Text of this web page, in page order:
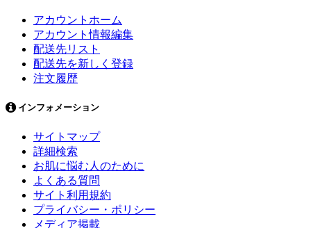
アカウントホーム
アカウント情報編集
配送先リスト
配送先を新しく登録
注文履歴
インフォメーション
サイトマップ
詳細検索
お肌に悩む人のために
よくある質問
サイト利用規約
プライバシー・ポリシー
メディア掲載